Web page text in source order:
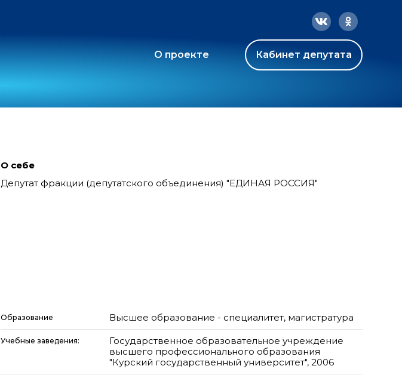
О проекте Кабинет депутата
О себе
Депутат фракции (депутатского объединения) "ЕДИНАЯ РОССИЯ"
Образование Высшее образование - специалитет, магистратура
Учебные заведения:
Государственное образовательное учреждение
высшего профессионального образования
"Курский государственный университет", 2006